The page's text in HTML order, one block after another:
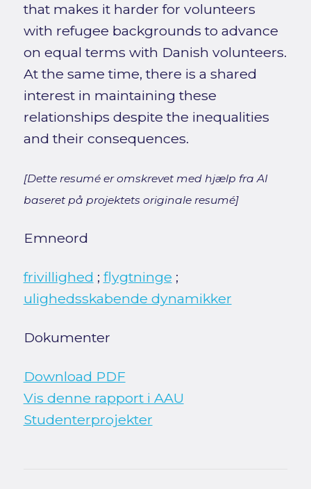
that makes it harder for volunteers
with refugee backgrounds to advance
on equal terms with Danish volunteers.
At the same time, there is a shared
interest in maintaining these
relationships despite the inequalities
and their consequences.
[Dette resumé er omskrevet med hjælp fra AI
baseret på projektets originale resumé]
Emneord
frivillighed ; flygtninge ;
ulighedsskabende dynamikker
Dokumenter
Download PDF
Vis denne rapport i AAU
Studenterprojekter